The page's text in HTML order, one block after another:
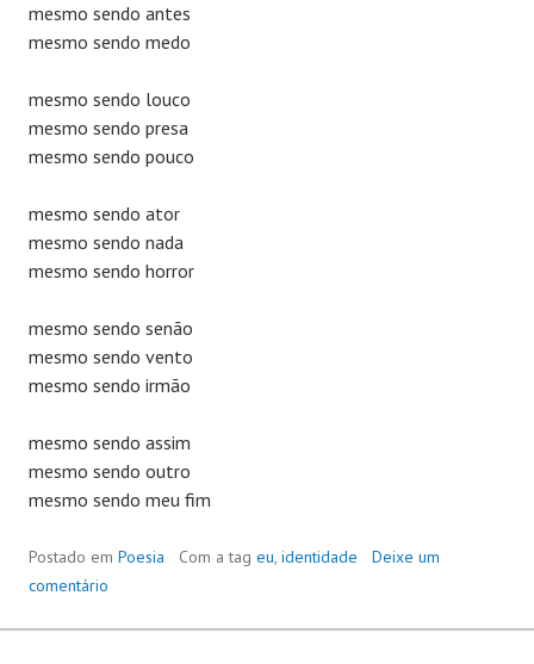
mesmo sendo antes
mesmo sendo medo
mesmo sendo louco
mesmo sendo presa
mesmo sendo pouco
mesmo sendo ator
mesmo sendo nada
mesmo sendo horror
mesmo sendo senão
mesmo sendo vento
mesmo sendo irmão
mesmo sendo assim
mesmo sendo outro
mesmo sendo meu fim
Postado em Poesia Com a tag eu, identidade
Deixe um
comentário